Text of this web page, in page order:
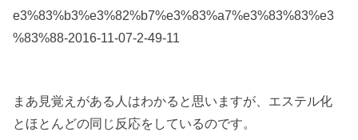
まあ見覚えがある人はわかると思いますが、エステル化
とほとんどの同じ反応をしているのです。